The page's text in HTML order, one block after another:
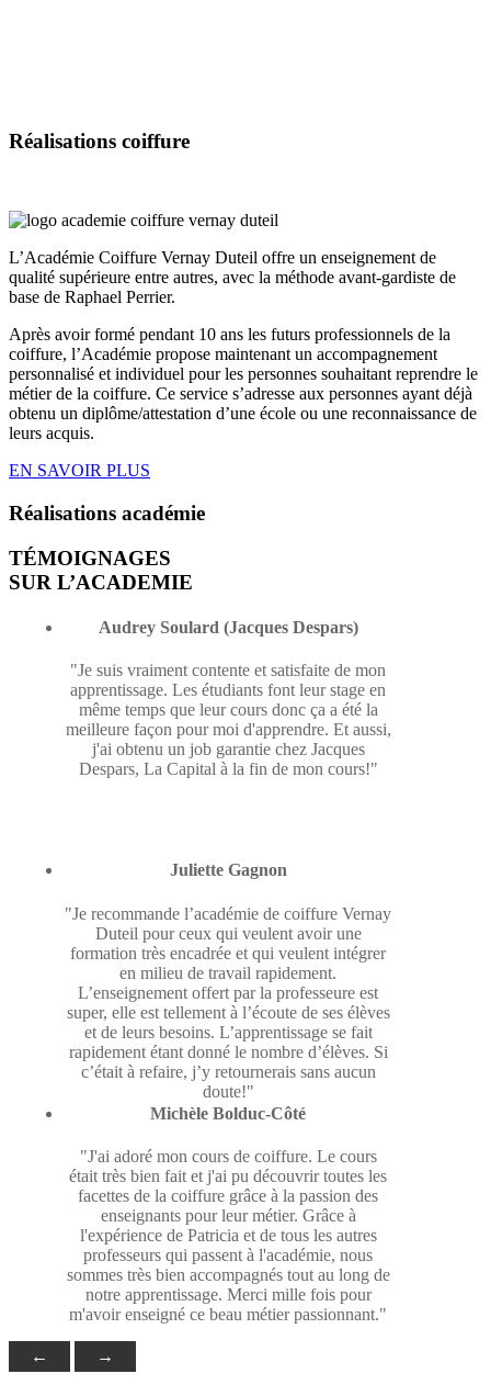
Réalisations coiffure
L’Académie Coiffure Vernay Duteil offre un enseignement de
qualité supérieure entre autres, avec la méthode avant-gardiste de
base de Raphael Perrier.
Après avoir formé pendant 10 ans les futurs professionnels de la
coiffure, l’Académie propose maintenant un accompagnement
personnalisé et individuel pour les personnes souhaitant reprendre le
métier de la coiffure. Ce service s’adresse aux personnes ayant déjà
obtenu un diplôme/attestation d’une école ou une reconnaissance de
leurs acquis.
EN SAVOIR PLUS
Réalisations académie
TÉMOIGNAGES
SUR L’ACADEMIE
Audrey Soulard (Jacques Despars)
"Je suis vraiment contente et satisfaite de mon
apprentissage. Les étudiants font leur stage en
même temps que leur cours donc ça a été la
meilleure façon pour moi d'apprendre. Et aussi,
j'ai obtenu un job garantie chez Jacques
Despars, La Capital à la fin de mon cours!"
Juliette Gagnon
"Je recommande l’académie de coiffure Vernay
Duteil pour ceux qui veulent avoir une
formation très encadrée et qui veulent intégrer
en milieu de travail rapidement.
L’enseignement offert par la professeure est
super, elle est tellement à l’écoute de ses élèves
et de leurs besoins. L’apprentissage se fait
rapidement étant donné le nombre d’élèves. Si
c’était à refaire, j’y retournerais sans aucun
doute!"
Michèle Bolduc-Côté
"J'ai adoré mon cours de coiffure. Le cours
était très bien fait et j'ai pu découvrir toutes les
facettes de la coiffure grâce à la passion des
enseignants pour leur métier. Grâce à
l'expérience de Patricia et de tous les autres
professeurs qui passent à l'académie, nous
sommes très bien accompagnés tout au long de
notre apprentissage. Merci mille fois pour
m'avoir enseigné ce beau métier passionnant."
← →